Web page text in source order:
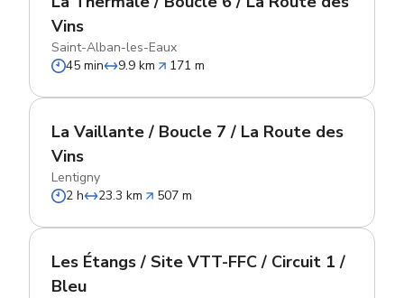
Vins
Saint-Alban-les-Eaux
45 min
9.9 km 171 m
La Vaillante / Boucle 7 / La Route des
Vins
Lentigny
2 h
23.3 km 507 m
Les Étangs / Site VTT-FFC / Circuit 1 /
Bleu